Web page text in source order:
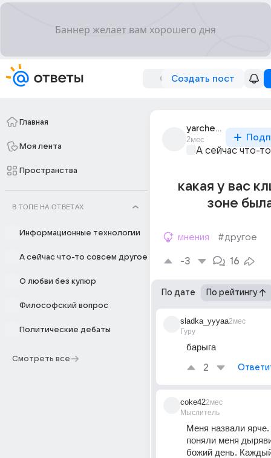
Создать пост
Главная
Моя лента
Пространства
В ТОПЕ НА ОТВЕТАХ
Информационные технологии
А сейчас что-то совсем другое
О любви без купюр
Философский вопрос
Политические дебаты
Смотреть все
yarche_puzo999
2мес
А сейчас что-
какая у вас
зоне
мнения #другое
-3 16
По дате По рейтингу
sladka_yyyaa
Гуру
2мес
барыга
2
coke42
Мыслитель
2мес
Меня назвали
поняли меня
божий день.